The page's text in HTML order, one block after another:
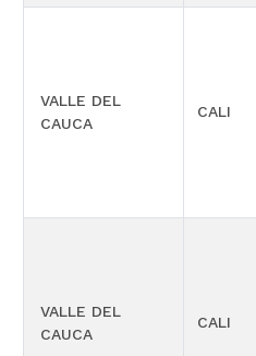
VALLE DEL
CAUCA
CALI
VALLE DEL
CAUCA
CALI